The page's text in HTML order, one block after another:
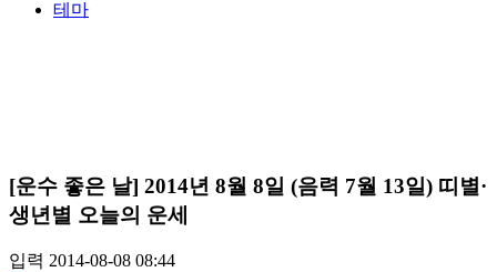
테마
[운수 좋은 날] 2014년 8월 8일 (음력 7월 13일) 띠별·
생년별 오늘의 운세
입력 2014-08-08 08:44